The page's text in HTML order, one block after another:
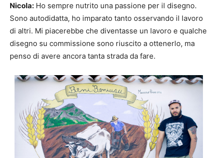
Nicola: Ho sempre nutrito una passione per il disegno.
Sono autodidatta, ho imparato tanto osservando il lavoro
di altri. Mi piacerebbe che diventasse un lavoro e qualche
disegno su commissione sono riuscito a ottenerlo, ma
penso di avere ancora tanta strada da fare.